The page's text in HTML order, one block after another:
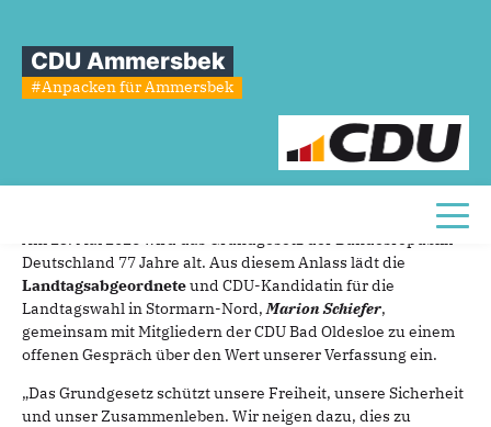
CDU Ammersbek
#Anpacken für Ammersbek
Sie sind hier
CDUStormarn-Pressemitteilung
Am 23. Mai 2026 wird das Grundgesetz der Bundesrepublik
Deutschland 77 Jahre alt. Aus diesem Anlass lädt die
Landtagsabgeordneteund CDU-Kandidatin für die
Landtagswahl in Stormarn-Nord,Marion Schiefer,
gemeinsam mit Mitgliedern der CDU Bad Oldesloe zu einem
offenen Gespräch über den Wert unserer Verfassung ein.
„Das Grundgesetz schützt unsere Freiheit, unsere Sicherheit
und unser Zusammenleben. Wir neigen dazu, dies zu